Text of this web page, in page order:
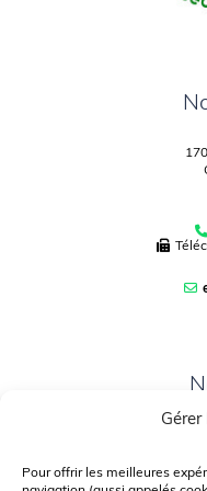
Pour offrir les meilleures